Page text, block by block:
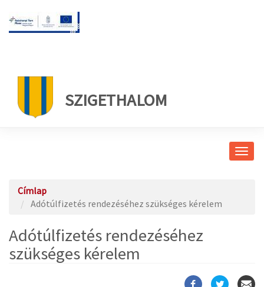
SZIGETHALOM
Címlap
Adótúlfizetés rendezéséhez szükséges kérelem
Adótúlfizetés rendezéséhez
szükséges kérelem